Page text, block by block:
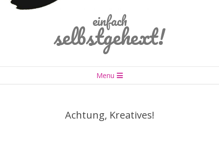
einfach
selbstgehext!
Navigation
Menu
Achtung, Kreatives!